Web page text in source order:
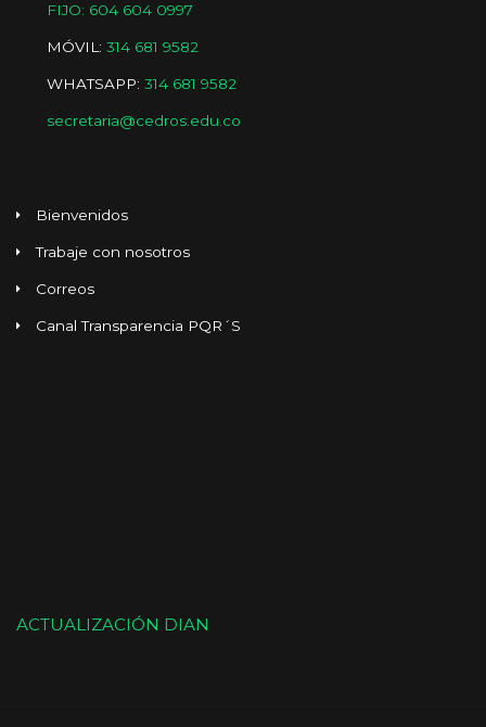
FIJO: 604 604 0997
MÓVIL: 314 681 9582
WHATSAPP: 314 681 9582
secretaria@cedros.edu.co
Bienvenidos
Trabaje con nosotros
Correos
Canal Transparencia PQR´S
ACTUALIZACIÓN DIAN